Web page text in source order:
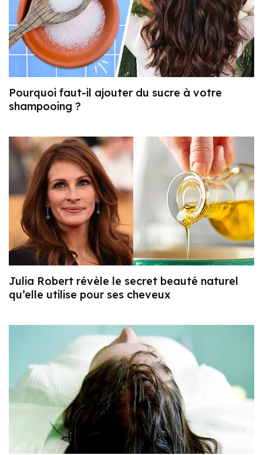
Pourquoi faut-il ajouter du sucre à votre
shampooing ?
Julia Robert révèle le secret beauté naturel
qu’elle utilise pour ses cheveux